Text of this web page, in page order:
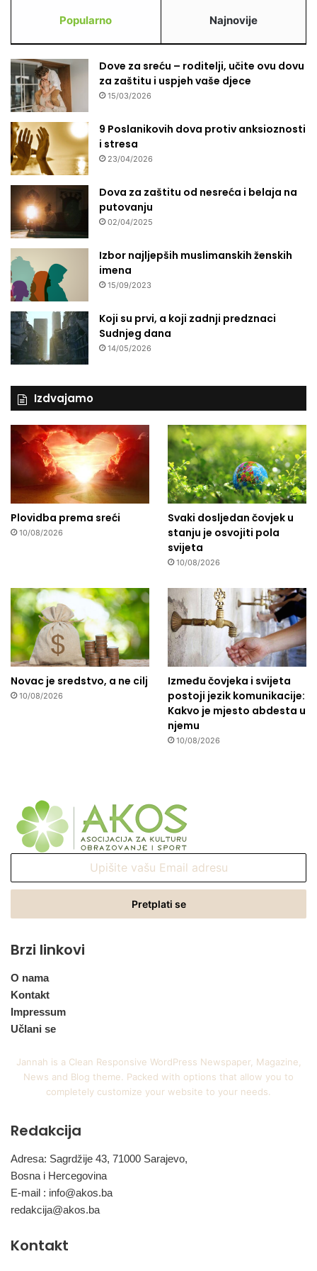
Popularno Najnovije
Dove za sreću – roditelji, učite ovu dovu
za zaštitu i uspjeh vaše djece
15/03/2026
9 Poslanikovih dova protiv anksioznosti
i stresa
23/04/2026
Dova za zaštitu od nesreća i belaja na
putovanju
02/04/2025
Izbor najljepših muslimanskih ženskih
imena
15/09/2023
Koji su prvi, a koji zadnji predznaci
Sudnjeg dana
14/05/2026
Izdvajamo
Plovidba prema sreći
10/08/2026
Svaki dosljedan čovjek u
stanju je osvojiti pola
svijeta
10/08/2026
Novac je sredstvo, a ne cilj
10/08/2026
Između čovjeka i svijeta
postoji jezik komunikacije:
Kakvo je mjesto abdesta u
njemu
10/08/2026
Email
Brzi linkovi
O nama
Kontakt
Impressum
Učlani se
Jannah is a Clean Responsive WordPress Newspaper, Magazine,
News and Blog theme. Packed with options that allow you to
completely customize your website to your needs.
Redakcija
Adresa: Sagrdžije 43, 71000 Sarajevo,
Bosna i Hercegovina
E-mail : info@akos.ba
redakcija@akos.ba
Kontakt